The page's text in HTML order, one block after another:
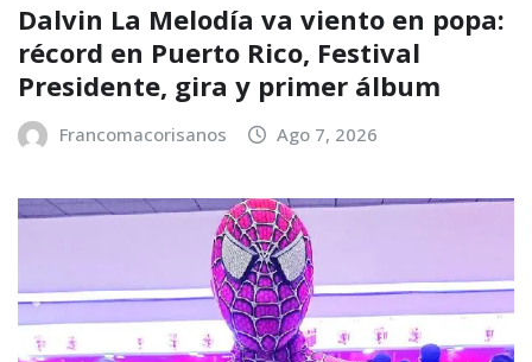
Dalvin La Melodía va viento en popa:
récord en Puerto Rico, Festival
Presidente, gira y primer álbum
Francomacorisanos Ago 7, 2026